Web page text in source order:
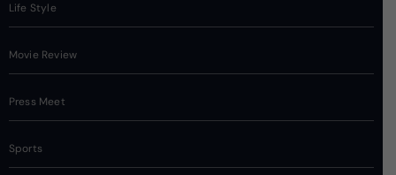
Life Style
Movie Review
Press Meet
Sports